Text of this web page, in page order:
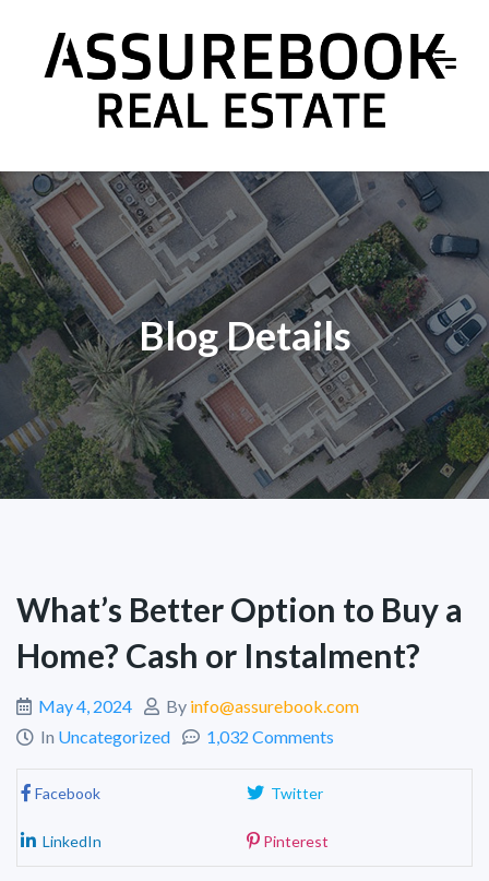
Blog Details
What’s Better Option to Buy a
Home? Cash or Instalment?
May 4, 2024 By info@assurebook.com
In Uncategorized 1,032 Comments
Facebook Twitter
LinkedIn Pinterest